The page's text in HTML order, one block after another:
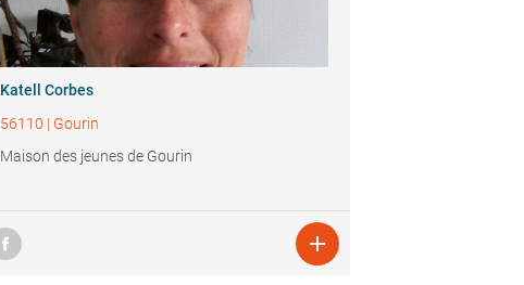
Katell Corbes
56110 | Gourin
Maison des jeunes de Gourin
